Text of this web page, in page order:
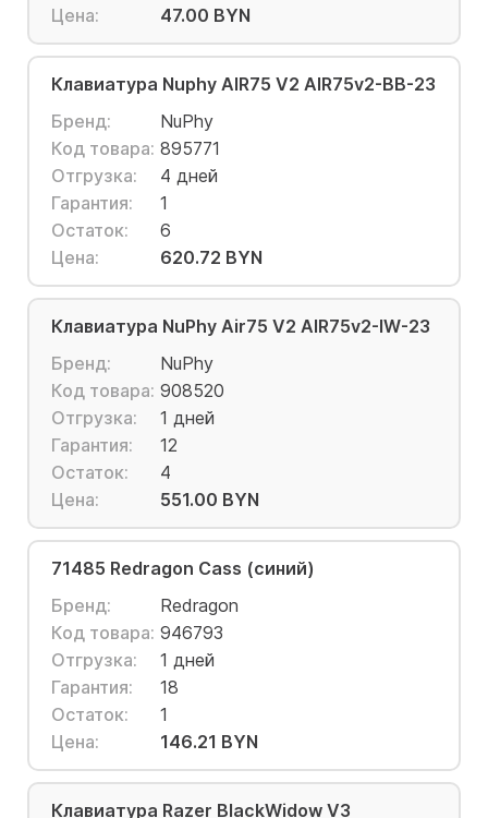
Цена:
47.00 BYN
Клавиатура Nuphy AIR75 V2 AIR75v2-BB-23
Бренд:
NuPhy
Код товара: 895771
Отгрузка:
4 дней
Гарантия:
1
Остаток:
6
Цена:
620.72 BYN
Клавиатура NuPhy Air75 V2 AIR75v2-IW-23
Бренд:
NuPhy
Код товара: 908520
Отгрузка:
1 дней
Гарантия:
12
Остаток:
4
Цена:
551.00 BYN
71485 Redragon Cass (синий)
Бренд:
Redragon
Код товара: 946793
Отгрузка:
1 дней
Гарантия:
18
Остаток:
1
Цена:
146.21 BYN
Клавиатура Razer BlackWidow V3